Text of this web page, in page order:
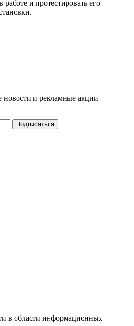
и протестировать его
и рекламные акции
Подписаться
в области информационных